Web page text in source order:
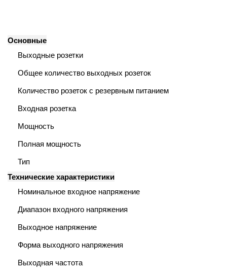
котла
и среднего офиса
и продвинутых
и
Основные
Выходные розетки
Общее количество выходных розеток
Количество розеток с резервным питанием
Входная розетка
Мощность
Полная мощность
Тип
Технические характеристики
Номинальное входное напряжение
Диапазон входного напряжения
Выходное напряжение
Форма выходного напряжения
Выходная частота